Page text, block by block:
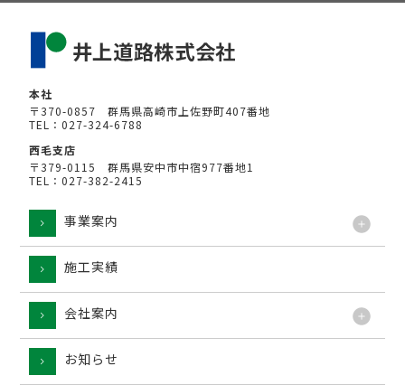
本社
〒370-0857 群馬県高崎市上佐野町407番地
TEL：027-324-6788
西毛支店
〒379-0115 群馬県安中市中宿977番地1
TEL：027-382-2415
事業案内
施工実績
会社案内
お知らせ